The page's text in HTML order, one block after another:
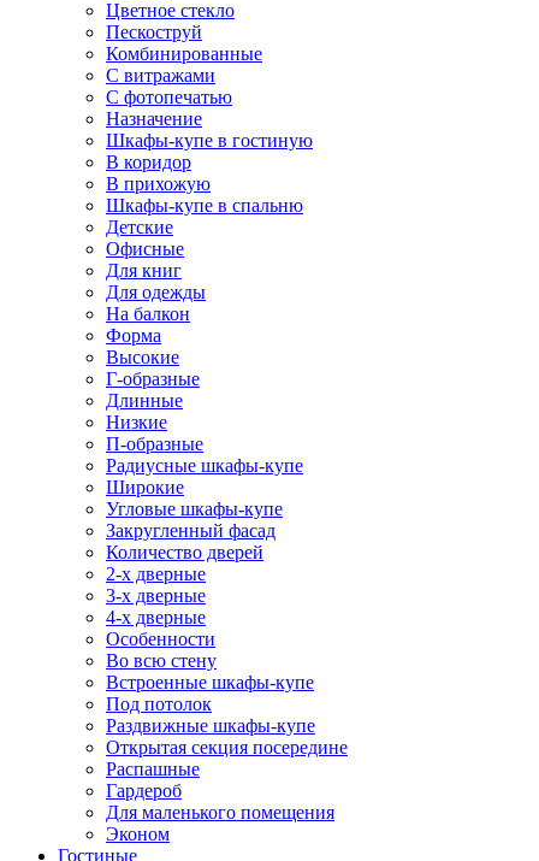
Цветное стекло
Пескоструй
Комбинированные
С витражами
С фотопечатью
Назначение
Шкафы-купе в гостиную
В коридор
В прихожую
Шкафы-купе в спальню
Детские
Офисные
Для книг
Для одежды
На балкон
Форма
Высокие
Г-образные
Длинные
Низкие
П-образные
Радиусные шкафы-купе
Широкие
Угловые шкафы-купе
Закругленный фасад
Количество дверей
2-х дверные
3-х дверные
4-х дверные
Особенности
Во всю стену
Встроенные шкафы-купе
Под потолок
Раздвижные шкафы-купе
Открытая секция посередине
Распашные
Гардероб
Для маленького помещения
Эконом
Гостиные